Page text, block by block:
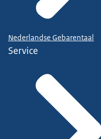
Nederlandse Gebarentaal
Service